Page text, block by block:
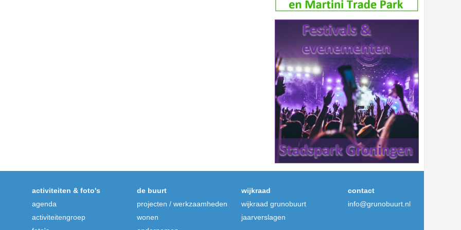
activiteiten & foto's de buurt wijkraad
contact
agenda
projecten / werkzaamheden wijkraad grunobuurt
info@grunobuurt.nl
activiteitengroep
wonen
jaarverslagen